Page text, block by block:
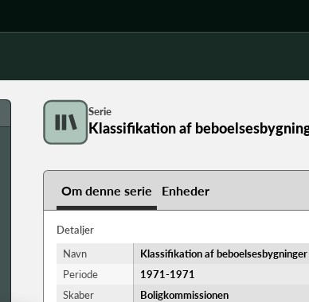
Serie
Klassifikation af
Om denne serie Enheder
Detaljer
Navn
Klassifikation af
Periode
1971-​1971
Skaber
Boligkommissionen